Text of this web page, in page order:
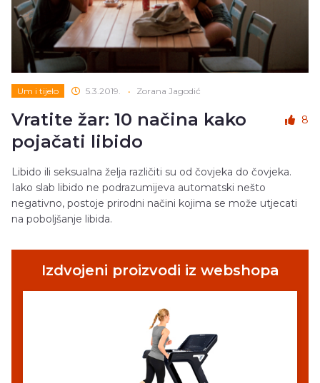
Um i tijelo 5.3.2019. • Zorana Jagodić
Vratite žar: 10 načina kako
pojačati libido
8
Libido ili seksualna želja različiti su od čovjeka do čovjeka.
Iako slab libido ne podrazumijeva automatski nešto
negativno, postoje prirodni načini kojima se može utjecati
na poboljšanje libida.
Izdvojeni proizvodi iz webshopa